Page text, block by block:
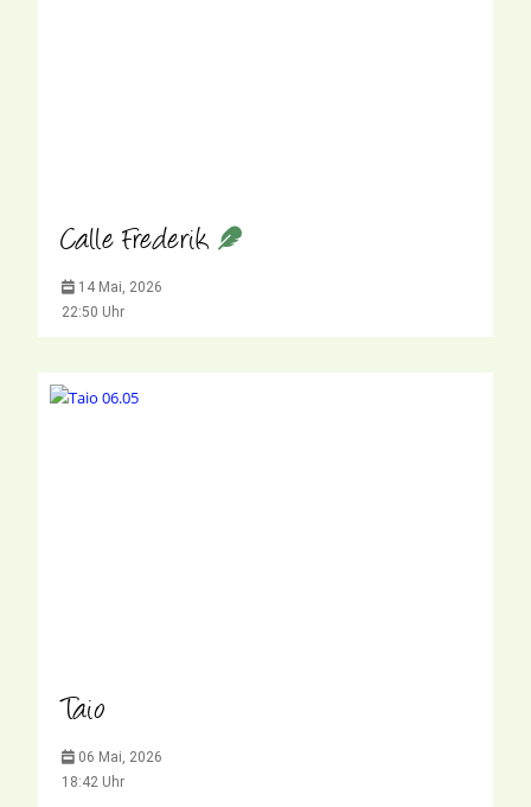
Calle Frederik
14 Mai, 2026
22:50 Uhr
Taio
06 Mai, 2026
18:42 Uhr